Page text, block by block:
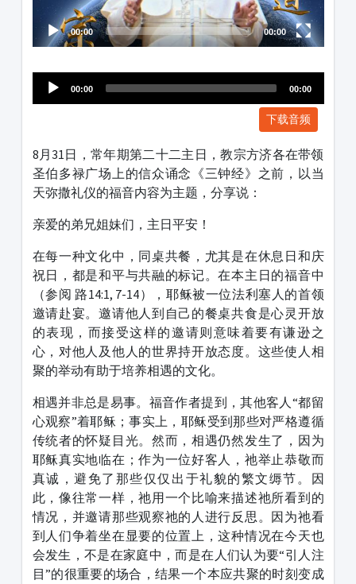
00:00 00:00
00:00 00:00
下载音频
8月31日，常年期第二十二主日，教宗方济各在带领
圣伯多禄广场上的信众诵念《三钟经》之前，以当
天弥撒礼仪的福音内容为主题，分享说：
亲爱的弟兄姐妹们，主日平安！
在每一种文化中，同桌共餐，尤其是在休息日和庆
祝日，都是和平与共融的标记。在本主日的福音中
（参阅 路14:1, 7-14），耶稣被一位法利塞人的首领
邀请赴宴。邀请他人到自己的餐桌共食是心灵开放
的表现，而接受这样的邀请则意味着要有谦逊之
心，对他人及他人的世界持开放态度。这些使人相
聚的举动有助于培养相遇的文化。
相遇并非总是易事。福音作者提到，其他客人“都留
心观察”着耶稣；事实上，耶稣受到那些对严格遵循
传统者的怀疑目光。然而，相遇仍然发生了，因为
耶稣真实地临在；作为一位好客人，祂举止恭敬而
真诚，避免了那些仅仅出于礼貌的繁文缛节。因
此，像往常一样，祂用一个比喻来描述祂所看到的
情况，并邀请那些观察祂的人进行反思。因为祂看
到人们争着坐在显要的位置上，这种情况在今天也
会发生，不是在家庭中，而是在人们认为要“引人注
目”的很重要的场合，结果一个本应共聚的时刻变成